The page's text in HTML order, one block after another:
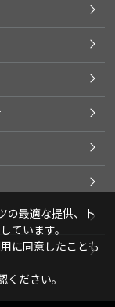
の最適な提供、ト
ています。
に同意したことも
ください。